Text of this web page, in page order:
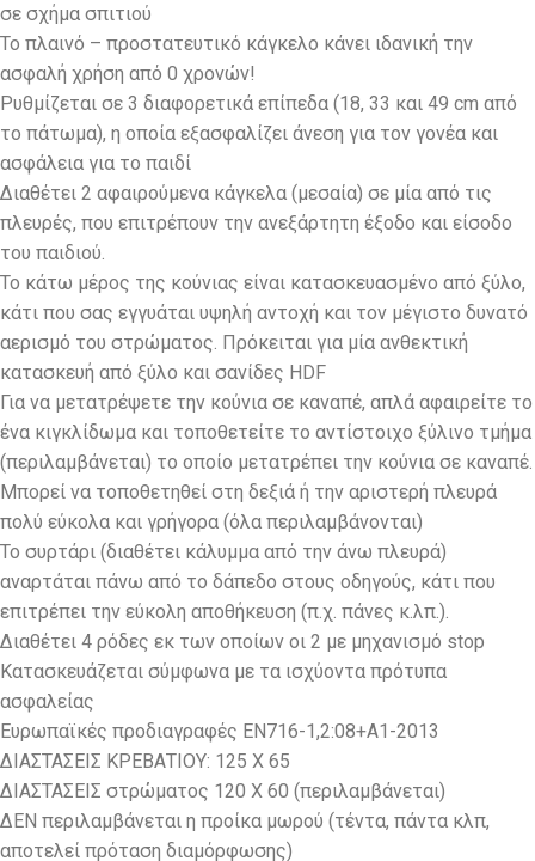
σε σχήμα σπιτιού
Το πλαινό – προστατευτικό κάγκελο κάνει ιδανική την
ασφαλή χρήση από 0 χρονών!
Ρυθμίζεται σε 3 διαφορετικά επίπεδα (18, 33 και 49 cm από
το πάτωμα), η οποία εξασφαλίζει άνεση για τον γονέα και
ασφάλεια για το παιδί
Διαθέτει 2 αφαιρούμενα κάγκελα (μεσαία) σε μία από τις
πλευρές, που επιτρέπουν την ανεξάρτητη έξοδο και είσοδο
του παιδιού.
Το κάτω μέρος της κούνιας είναι κατασκευασμένο από ξύλο,
κάτι που σας εγγυάται υψηλή αντοχή και τον μέγιστο δυνατό
αερισμό του στρώματος. Πρόκειται για μία ανθεκτική
κατασκευή από ξύλο και σανίδες HDF
Για να μετατρέψετε την κούνια σε καναπέ, απλά αφαιρείτε το
ένα κιγκλίδωμα και τοποθετείτε το αντίστοιχο ξύλινο τμήμα
(περιλαμβάνεται) το οποίο μετατρέπει την κούνια σε καναπέ.
Μπορεί να τοποθετηθεί στη δεξιά ή την αριστερή πλευρά
πολύ εύκολα και γρήγορα (όλα περιλαμβάνονται)
Το συρτάρι (διαθέτει κάλυμμα από την άνω πλευρά)
αναρτάται πάνω από το δάπεδο στους οδηγούς, κάτι που
επιτρέπει την εύκολη αποθήκευση (π.χ. πάνες κ.λπ.).
Διαθέτει 4 ρόδες εκ των οποίων οι 2 με μηχανισμό stop
Κατασκευάζεται σύμφωνα με τα ισχύοντα πρότυπα
ασφαλείας
Ευρωπαϊκές προδιαγραφές EN716-1,2:08+A1-2013
ΔΙΑΣΤΑΣΕΙΣ ΚΡΕΒΑΤΙΟΥ: 125 Χ 65
ΔΙΑΣΤΑΣΕΙΣ στρώματος 120 Χ 60 (περιλαμβάνεται)
ΔΕΝ περιλαμβάνεται η προίκα μωρού (τέντα, πάντα κλπ,
αποτελεί πρόταση διαμόρφωσης)